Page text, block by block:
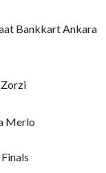
Bankkart Ankara
Zorzi
Merlo